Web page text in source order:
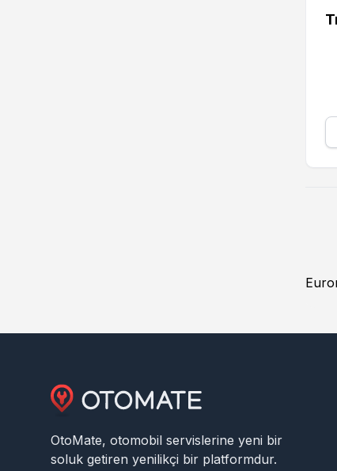
OtoMate, otomobil servislerine yeni bir
soluk getiren yenilikçi bir platformdur.